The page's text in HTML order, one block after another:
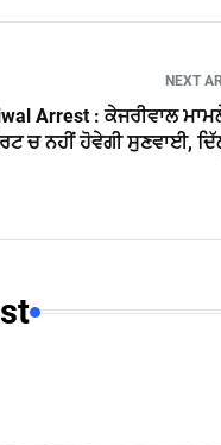
NEXT
Arrest : ਕੇਜਰੀਵਾਲ
ਚ ਨਹੀਂ ਹੋਵੇਗੀ ਸੁਣਵਾਈ,